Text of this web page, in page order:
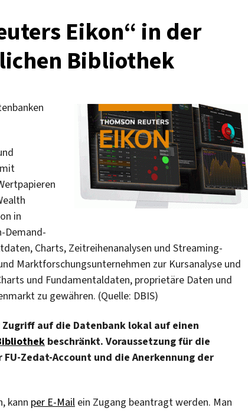
Eikon“ in der
Bibliothek
in
Demand-
Charts, Zeitreihenanalysen und Streaming-
Marktforschungsunternehmen zur Kursanalyse und
und Fundamentaldaten, proprietäre Daten und
zu gewähren. (Quelle: DBIS)
auf die Datenbank lokal auf einen
beschränkt. Voraussetzung für die
Zedat-Account und die Anerkennung der
kann per E-Mail ein Zugang beantragt werden. Man